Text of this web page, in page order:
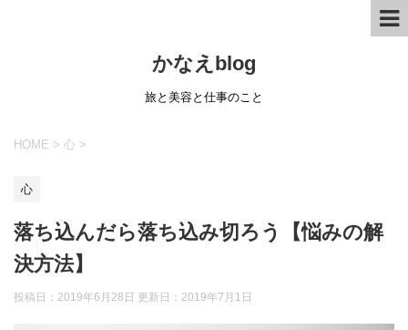
かなえblog
旅と美容と仕事のこと
HOME > 心 >
心
落ち込んだら落ち込み切ろう【悩みの解
決方法】
投稿日：2019年6月28日 更新日： 2019年7月1日